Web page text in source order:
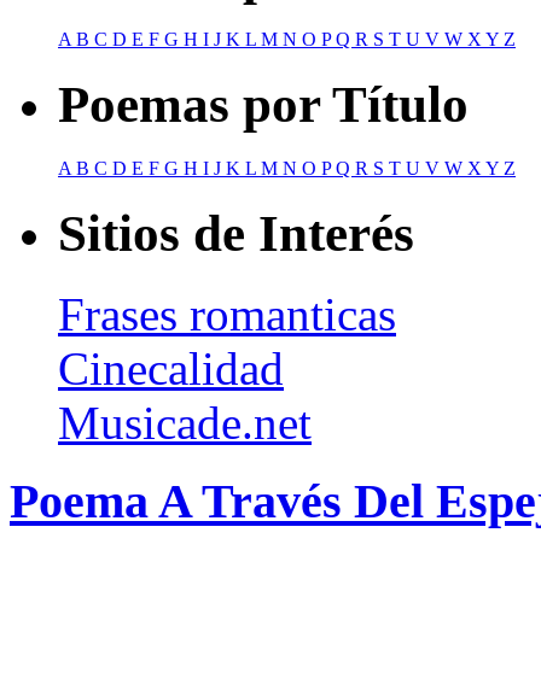
AB C D E F G H I J K L M N O PQ R S T U V W XY Z
Poemas por Título
A B C D E F G H I J K L M N O PQ R S T U V W X Y Z
Sitios de Interés
Frases romanticas
Cinecalidad
Musicade.net
Poema A Través Del